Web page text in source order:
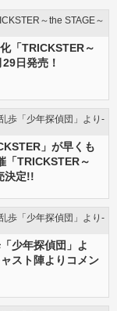
～the STAGE～
「TRICKSTER～
日発売！
歩「少年探偵団」より-
」が早くも
「TRICKSTER～
決定!!
歩「少年探偵団」より-
少年探偵団」よ
スト陣よりコメン